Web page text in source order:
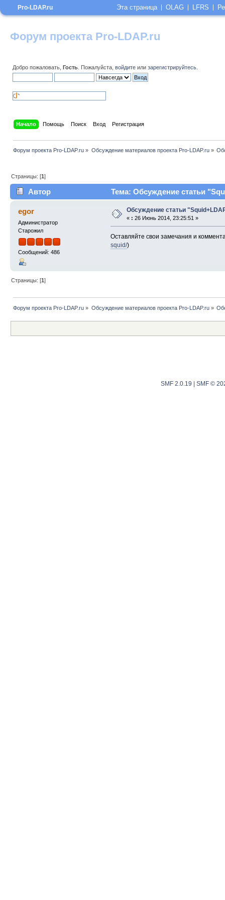
Форум проекта Pro-LDAP.ru
Добро пожаловать, Гость . Пожалуйста, войдите или зарегистрируйтесь
Начало Помощь Поиск Вход Регистрация
Форум проекта Pro-LDAP.ru » Обсуждение материалов проекта Pro-LDAP.ru»
Страницы: [1]
Автор Тема: Обсуждение статьи
egor
Администратор
Старожил
Сообщений: 486
Обсуждение статьи
« : 26 Июнь 2014, 23:25:51 »
Оставляйте свои замечания и
squid/)
Страницы: [1]
Форум проекта Pro-LDAP.ru » Обсуждение материалов проекта Pro-LDAP.ru»
SMF 2.0.19 | SMF ©
Pro-LDAP.ru Эта страница OLAG LFRS